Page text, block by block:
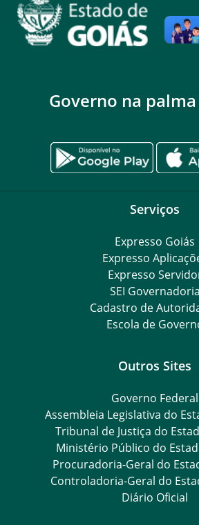
Governo na
Serviços
Expresso Goiás
Expresso
Expresso
SEI Governadoria
Cadastro de
Escola de
Outros Sites
Governo Federal
Assembleia Legislativa do
Tribunal de Justiça do
Ministério Público do
Procuradoria-Geral do
Controladoria-Geral do
Diário Oficial